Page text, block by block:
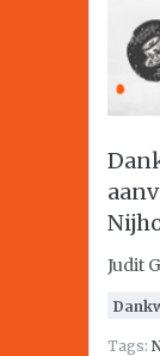
Judit
Tags: